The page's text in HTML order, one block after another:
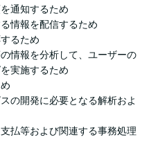
通知するため
情報を配信するため
るため
情報を分析して、ユーザーの
実施するため
の開発に必要となる解析およ
払等および関連する事務処理